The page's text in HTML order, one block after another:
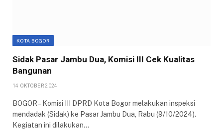
KOTA BOGOR
Sidak Pasar Jambu Dua, Komisi III Cek Kualitas
Bangunan
14 OKTOBER 2024
BOGOR – Komisi III DPRD Kota Bogor melakukan inspeksi
mendadak (Sidak) ke Pasar Jambu Dua, Rabu (9/10/2024).
Kegiatan ini dilakukan…